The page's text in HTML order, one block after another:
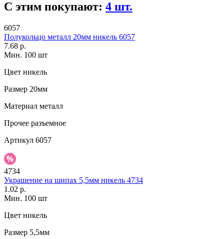
С этим покупают: 4 шт.
6057
Полукольцо металл 20мм никель 6057
7.68 р.
Мин. 100 шт
Цвет никель
Размер 20мм
Материал металл
Прочее разъемное
Артикул 6057
4734
Украшение на шипах 5,5мм никель 4734
1.02 р.
Мин. 100 шт
Цвет никель
Размер 5,5мм